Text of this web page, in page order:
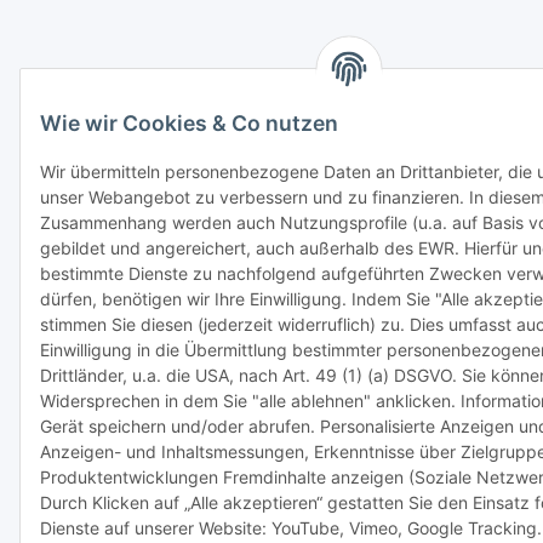
Wie wir Cookies & Co nutzen
Wir übermitteln personenbezogene Daten an Drittanbieter, die
unser Webangebot zu verbessern und zu finanzieren. In
Zusammenhang werden auch Nutzungsprofile (u.a. auf Basis
gebildet und angereichert, auch außerhalb des EWR. Hierfür
bestimmte Dienste zu nachfolgend aufgeführten Zwecken
dürfen, benötigen wir Ihre Einwilligung. Indem Sie "Alle
stimmen Sie diesen (jederzeit widerruflich) zu. Dies umfasst
Einwilligung in die Übermittlung bestimmter
Drittländer, u.a. die USA, nach Art. 49 (1) (a) DSGVO. Sie
Widersprechen in dem Sie "alle ablehnen" anklicken.
Gerät speichern und/oder abrufen. Personalisierte Anzeigen
Anzeigen- und Inhaltsmessungen, Erkenntnisse über
Produktentwicklungen Fremdinhalte anzeigen (Soziale
Durch Klicken auf „Alle akzeptieren“ gestatten Sie den Einsatz
Dienste auf unserer Website: YouTube, Vimeo, Google